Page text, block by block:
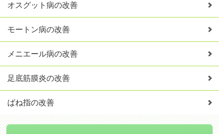
オスグット病の改善
モートン病の改善
メニエール病の改善
足底筋膜炎の改善
ばね指の改善